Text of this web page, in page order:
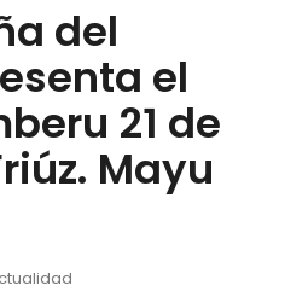
del
el
21 de
Mayu